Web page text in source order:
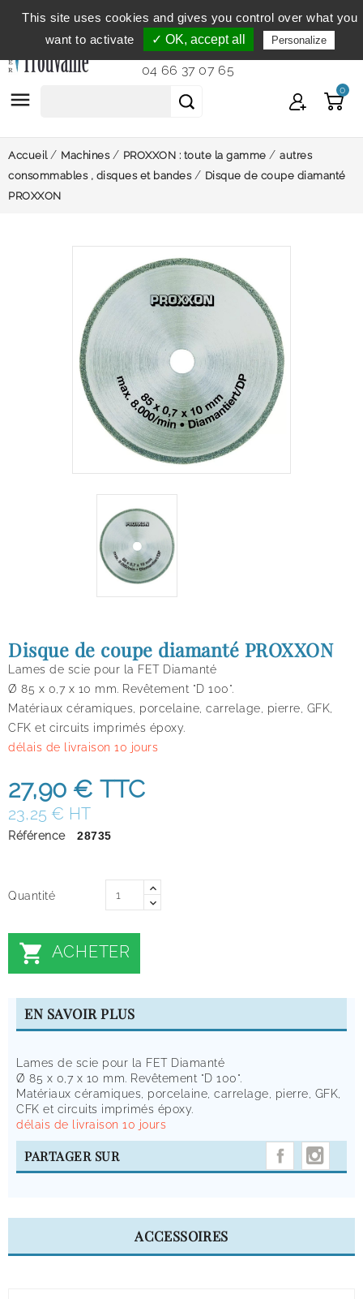
Service clientèle
du lundi au vendredi de 9h à 12h et
de 14h à 18h...
04 66 37 07 65
 0
Accueil Machines PROXXON : toute la gamme
autres
consommables , disques et bandes
Disque de coupe diamanté
PROXXON
Disque de coupe diamanté PROXXON
Lames de scie pour la FET Diamanté
Ø 85 x 0,7 x 10 mm. Revêtement "D 100".
Matériaux céramiques, porcelaine, carrelage, pierre, GFK,
CFK et circuits imprimés époxy.
délais de livraison 10 jours
27,90 € TTC
23,25 € HT
Référence 28735
Quantité
 ACHETER
EN SAVOIR PLUS
Lames de scie pour la FET Diamanté
Ø 85 x 0,7 x 10 mm. Revêtement "D 100".
Matériaux céramiques, porcelaine, carrelage, pierre, GFK,
CFK et circuits imprimés époxy.
délais de livraison 10 jours
PARTAGER SUR
ACCESSOIRES
This site uses cookies and gives you control over what you
want to activate
✓ OK, accept all Personalize